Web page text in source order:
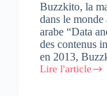
Buzzkito, la
dans le monde
arabe “Data
des contenus
en 2013,
Lire l'article
Buzzkito,